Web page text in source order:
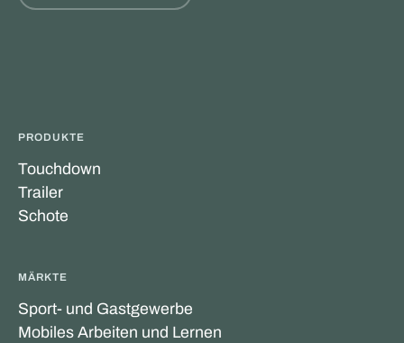
PRODUKTE
Touchdown
Trailer
Schote
MÄRKTE
Sport- und Gastgewerbe
Mobiles Arbeiten und Lernen